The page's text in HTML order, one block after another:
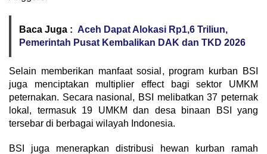
Baca Juga : Aceh Dapat Alokasi Rp1,6 Triliun,
Pemerintah Pusat Kembalikan DAK dan TKD 2026
Selain memberikan manfaat sosial, program kurban BSI
juga menciptakan multiplier effect bagi sektor UMKM
peternakan. Secara nasional, BSI melibatkan 37 peternak
lokal, termasuk 19 UMKM dan desa binaan BSI yang
tersebar di berbagai wilayah Indonesia.
BSI juga menerapkan distribusi hewan kurban ramah